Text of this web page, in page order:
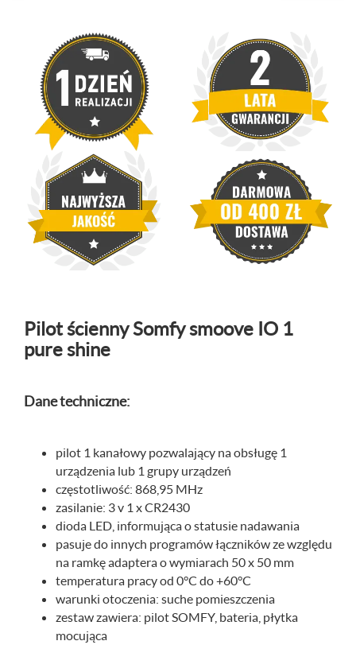
Pilot ścienny Somfy smoove IO 1
pure shine
Dane techniczne:
pilot 1 kanałowy pozwalający na obsługę 1
urządzenia lub 1 grupy urządzeń
częstotliwość: 868,95 MHz
zasilanie: 3 v 1 x CR2430
dioda LED, informująca o statusie nadawania
pasuje do innych programów łączników ze względu
na ramkę adaptera o wymiarach 50 x 50 mm
temperatura pracy od 0°C do +60°C
warunki otoczenia: suche pomieszczenia
zestaw zawiera: pilot SOMFY, bateria, płytka
mocująca